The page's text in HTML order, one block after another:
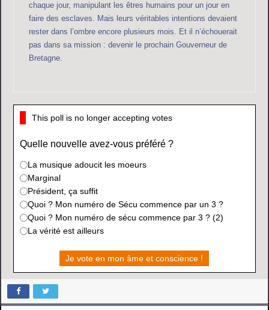
chaque jour, manipulant les êtres humains pour un jour en
faire des esclaves. Mais leurs véritables intentions devaient
rester dans l’ombre encore plusieurs mois. Et il n’échouerait
pas dans sa mission : devenir le prochain Gouverneur de
Bretagne.
This poll is no longer accepting votes
Quelle nouvelle avez-vous préféré ?
La musique adoucit les moeurs
Marginal
Président, ça suffit
Quoi ? Mon numéro de Sécu commence par un 3 ?
Quoi ? Mon numéro de sécu commence par 3 ? (2)
La vérité est ailleurs
Je vote en mon âme et conscience !